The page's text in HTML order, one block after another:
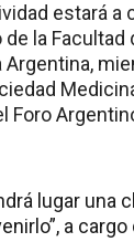
estará a
la Facultad
Argentina,
Foro
lugar una
a cargo